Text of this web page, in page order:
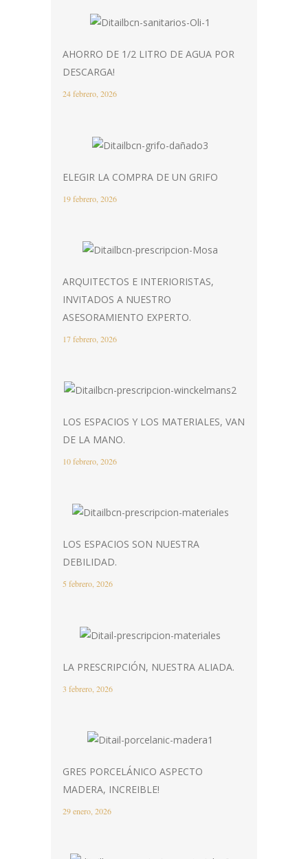
AHORRO DE 1/2 LITRO DE AGUA POR
DESCARGA!
24 febrero, 2026
ELEGIR LA COMPRA DE UN GRIFO
19 febrero, 2026
ARQUITECTOS E INTERIORISTAS,
INVITADOS A NUESTRO
ASESORAMIENTO EXPERTO.
17 febrero, 2026
LOS ESPACIOS Y LOS MATERIALES, VAN
DE LA MANO.
10 febrero, 2026
LOS ESPACIOS SON NUESTRA
DEBILIDAD.
5 febrero, 2026
LA PRESCRIPCIÓN, NUESTRA ALIADA.
3 febrero, 2026
GRES PORCELÁNICO ASPECTO
MADERA, INCREIBLE!
29 enero, 2026